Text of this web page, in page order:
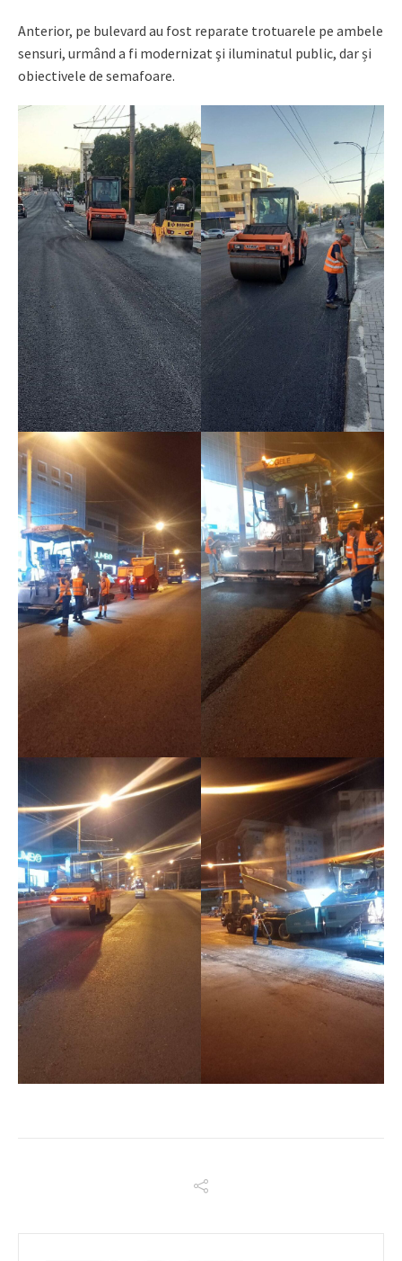
Anterior, pe bulevard au fost reparate trotuarele pe ambele
sensuri, urmând a fi modernizat şi iluminatul public, dar și
obiectivele de semafoare.